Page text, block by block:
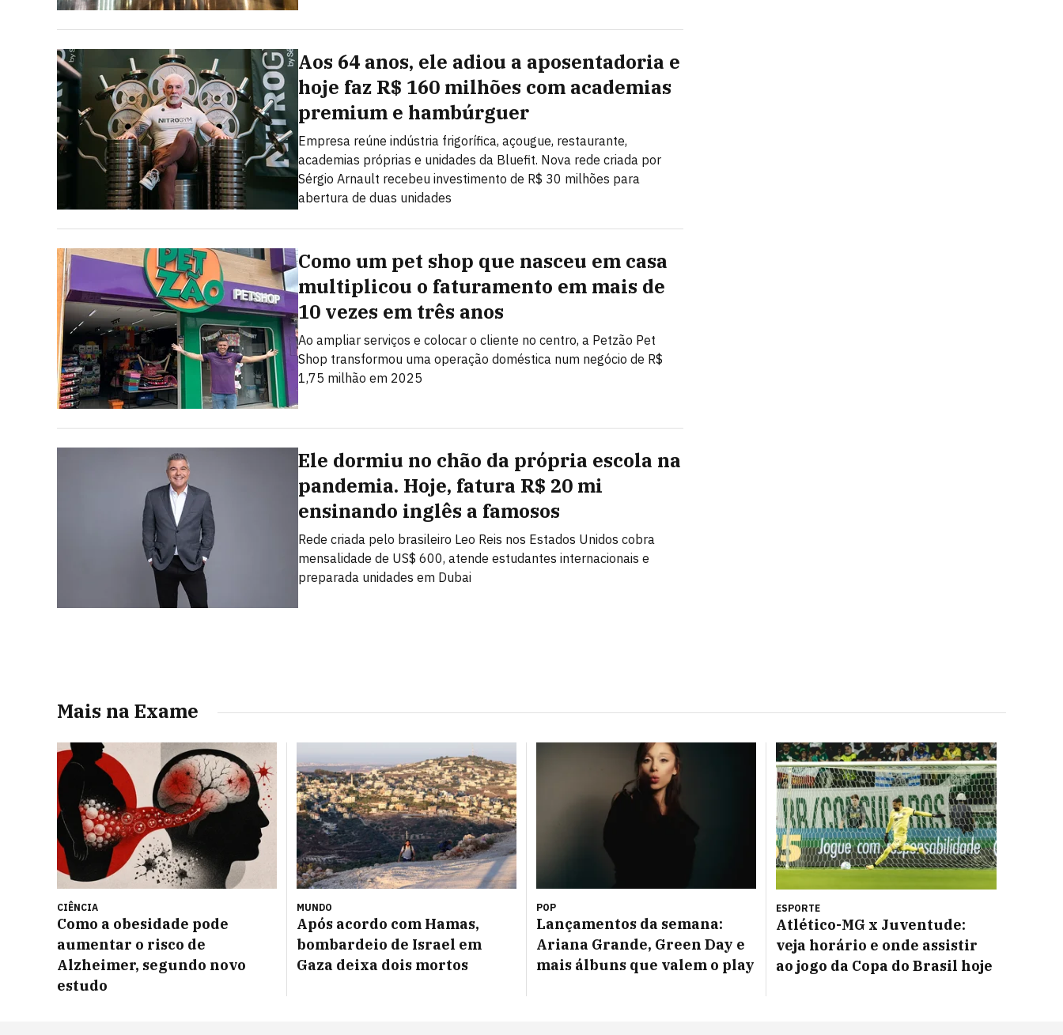
Aos 64 anos, ele adiou a aposentadoria e
hoje faz R$ 160 milhões com academias
premium e hambúrguer
Empresa reúne indústria frigorífica, açougue, restaurante,
academias próprias e unidades da Bluefit. Nova rede criada por
Sérgio Arnault recebeu investimento de R$ 30 milhões para
abertura de duas unidades
Como um pet shop que nasceu em casa
multiplicou o faturamento em mais de
10 vezes em três anos
Ao ampliar serviços e colocar o cliente no centro, a Petzão Pet
Shop transformou uma operação doméstica num negócio de R$
1,75 milhão em 2025
Ele dormiu no chão da própria escola na
pandemia. Hoje, fatura R$ 20 mi
ensinando inglês a famosos
Rede criada pelo brasileiro Leo Reis nos Estados Unidos cobra
mensalidade de US$ 600, atende estudantes internacionais e
preparada unidades em Dubai
Mais na Exame
CIÊNCIA
Como a obesidade pode
aumentar o risco de
Alzheimer, segundo novo
estudo
MUNDO
Após acordo com Hamas,
bombardeio de Israel em
Gaza deixa dois mortos
POP
Lançamentos da semana:
Ariana Grande, Green Day e
mais álbuns que valem o play
ESPORTE
Atlético-MG x Juventude:
veja horário e onde assistir
ao jogo da Copa do Brasil hoje